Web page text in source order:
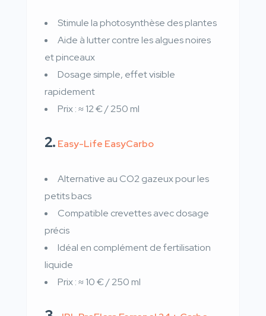
Stimule la photosynthèse des plantes
Aide à lutter contre les algues noires
et pinceaux
Dosage simple, effet visible
rapidement
Prix : ≈ 12 € / 250 ml
2. Easy-Life EasyCarbo
Alternative au CO2 gazeux pour les
petits bacs
Compatible crevettes avec dosage
précis
Idéal en complément de fertilisation
liquide
Prix : ≈ 10 € / 250 ml